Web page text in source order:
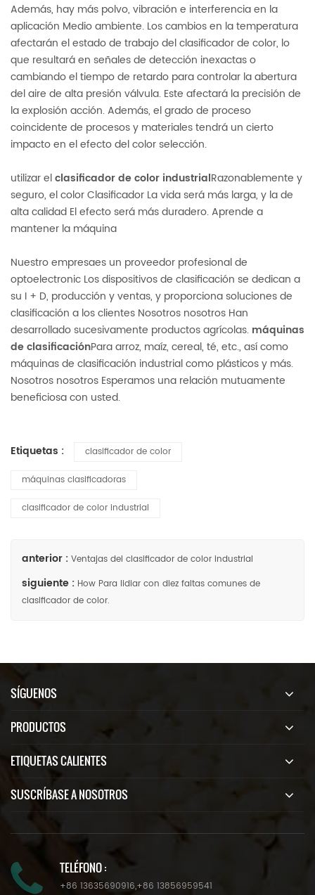
Además, hay más polvo, vibración e interferencia en la
aplicación Medio ambiente. Los cambios en la temperatura
afectarán el estado de trabajo del clasificador de color, lo
que resultará en señales de detección inexactas o
cambiando el tiempo de retardo para controlar la abertura
del aire de alta presión válvula. Este afectará la precisión de
la explosión acción. Además, el grado de proceso
coincidente de procesos y materiales tendrá un cierto
impacto en el efecto del color selección.
utilizar elclasificador de color industrialRazonablemente y
seguro, el color Clasificador La vida será más larga, y la de
alta calidad El efecto será más duradero. Aprende a
mantener la máquina
Nuestro empresaes un proveedor profesional de
optoelectronic Los dispositivos de clasificación se dedican a
su I + D, producción y ventas, y proporciona soluciones de
clasificación a los clientes Nosotros nosotros Han
desarrollado sucesivamente productos agrícolas. máquinas
de clasificaciónPara arroz, maíz, cereal, té, etc., así como
máquinas de clasificación industrial como plásticos y más.
Nosotros nosotros Esperamos una relación mutuamente
beneficiosa con usted.
Etiquetas : clasificador de color
máquinas clasificadoras
clasificador de color industrial
anterior : Ventajas del clasificador de color industrial
siguiente : How Para lidiar con diez faltas comunes de
clasificador de color.
SÍGUENOS
PRODUCTOS
ETIQUETAS CALIENTES
SUSCRÍBASE A NOSOTROS
TELÉFONO :
+86 13635690916,+86 13856959541